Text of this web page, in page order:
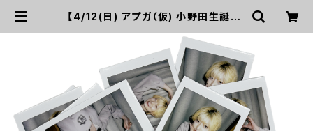
【4/12(日) アプガ（仮) 小野田生誕20